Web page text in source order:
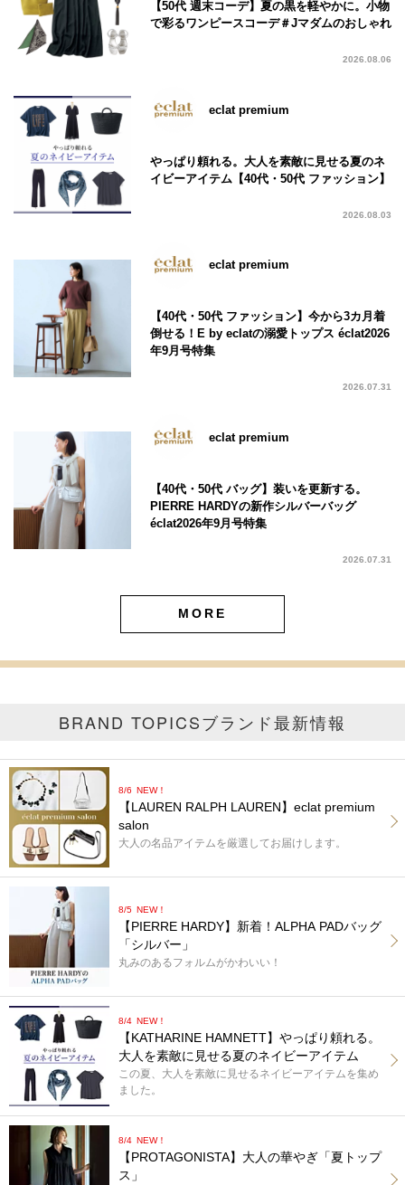
【50代 週末コーデ】夏の黒を軽やかに。小物
で彩るワンピースコーデ＃Jマダムのおしゃれ
2026.08.06
eclat premium
やっぱり頼れる。大人を素敵に見せる夏のネ
イビーアイテム【40代・50代 ファッション】
2026.08.03
eclat premium
【40代・50代 ファッション】今から3カ月着
倒せる！E by eclatの溺愛トップス éclat2026
年9月号特集
2026.07.31
eclat premium
【40代・50代 バッグ】装いを更新する。
PIERRE HARDYの新作シルバーバッグ
éclat2026年9月号特集
2026.07.31
MORE
BRAND TOPICSブランド最新情報
8/6 NEW！
【LAUREN RALPH LAUREN】eclat premium
salon
大人の名品アイテムを厳選してお届けします。
8/5 NEW！
【PIERRE HARDY】新着！ALPHA PADバッグ
「シルバー」
丸みのあるフォルムがかわいい！
8/4 NEW！
【KATHARINE HAMNETT】やっぱり頼れる。
大人を素敵に見せる夏のネイビーアイテム
この夏、大人を素敵に見せるネイビーアイテムを集め
ました。
8/4 NEW！
【PROTAGONISTA】大人の華やぎ「夏トップ
ス」